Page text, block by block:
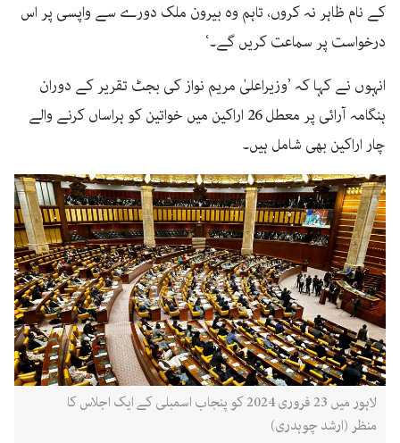
کے نام ظاہر نہ کروں، تاہم وہ بیرون ملک دورے سے واپسی پر اس
درخواست پر سماعت کریں گے۔‘
انہوں نے کہا کہ ’وزیراعلیٰ مریم نواز کی بجٹ تقریر کے دوران
ہنگامہ آرائی پر معطل 26 اراکین میں خواتین کو ہراساں کرنے والے
چار اراکین بھی شامل ہیں۔
لاہور میں 23 فروری 2024 کو پنجاب اسمبلی کے ایک اجلاس کا
منظر (ارشد چوہدری)